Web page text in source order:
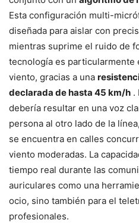
Esta configuración multi-
diseñada para aislar con
mientras suprime el ruido de
tecnología es particularmente
viento, gracias a una
declarada de hasta 45 km/h .
debería resultar en una voz
persona al otro lado de la
se encuentra en calles
viento moderadas. La
tiempo real durante las
auriculares como una
ocio, sino también para el
profesionales.